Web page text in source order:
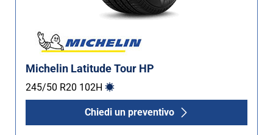
Michelin Latitude Tour HP
245/50 R20 102H
Chiedi un preventivo